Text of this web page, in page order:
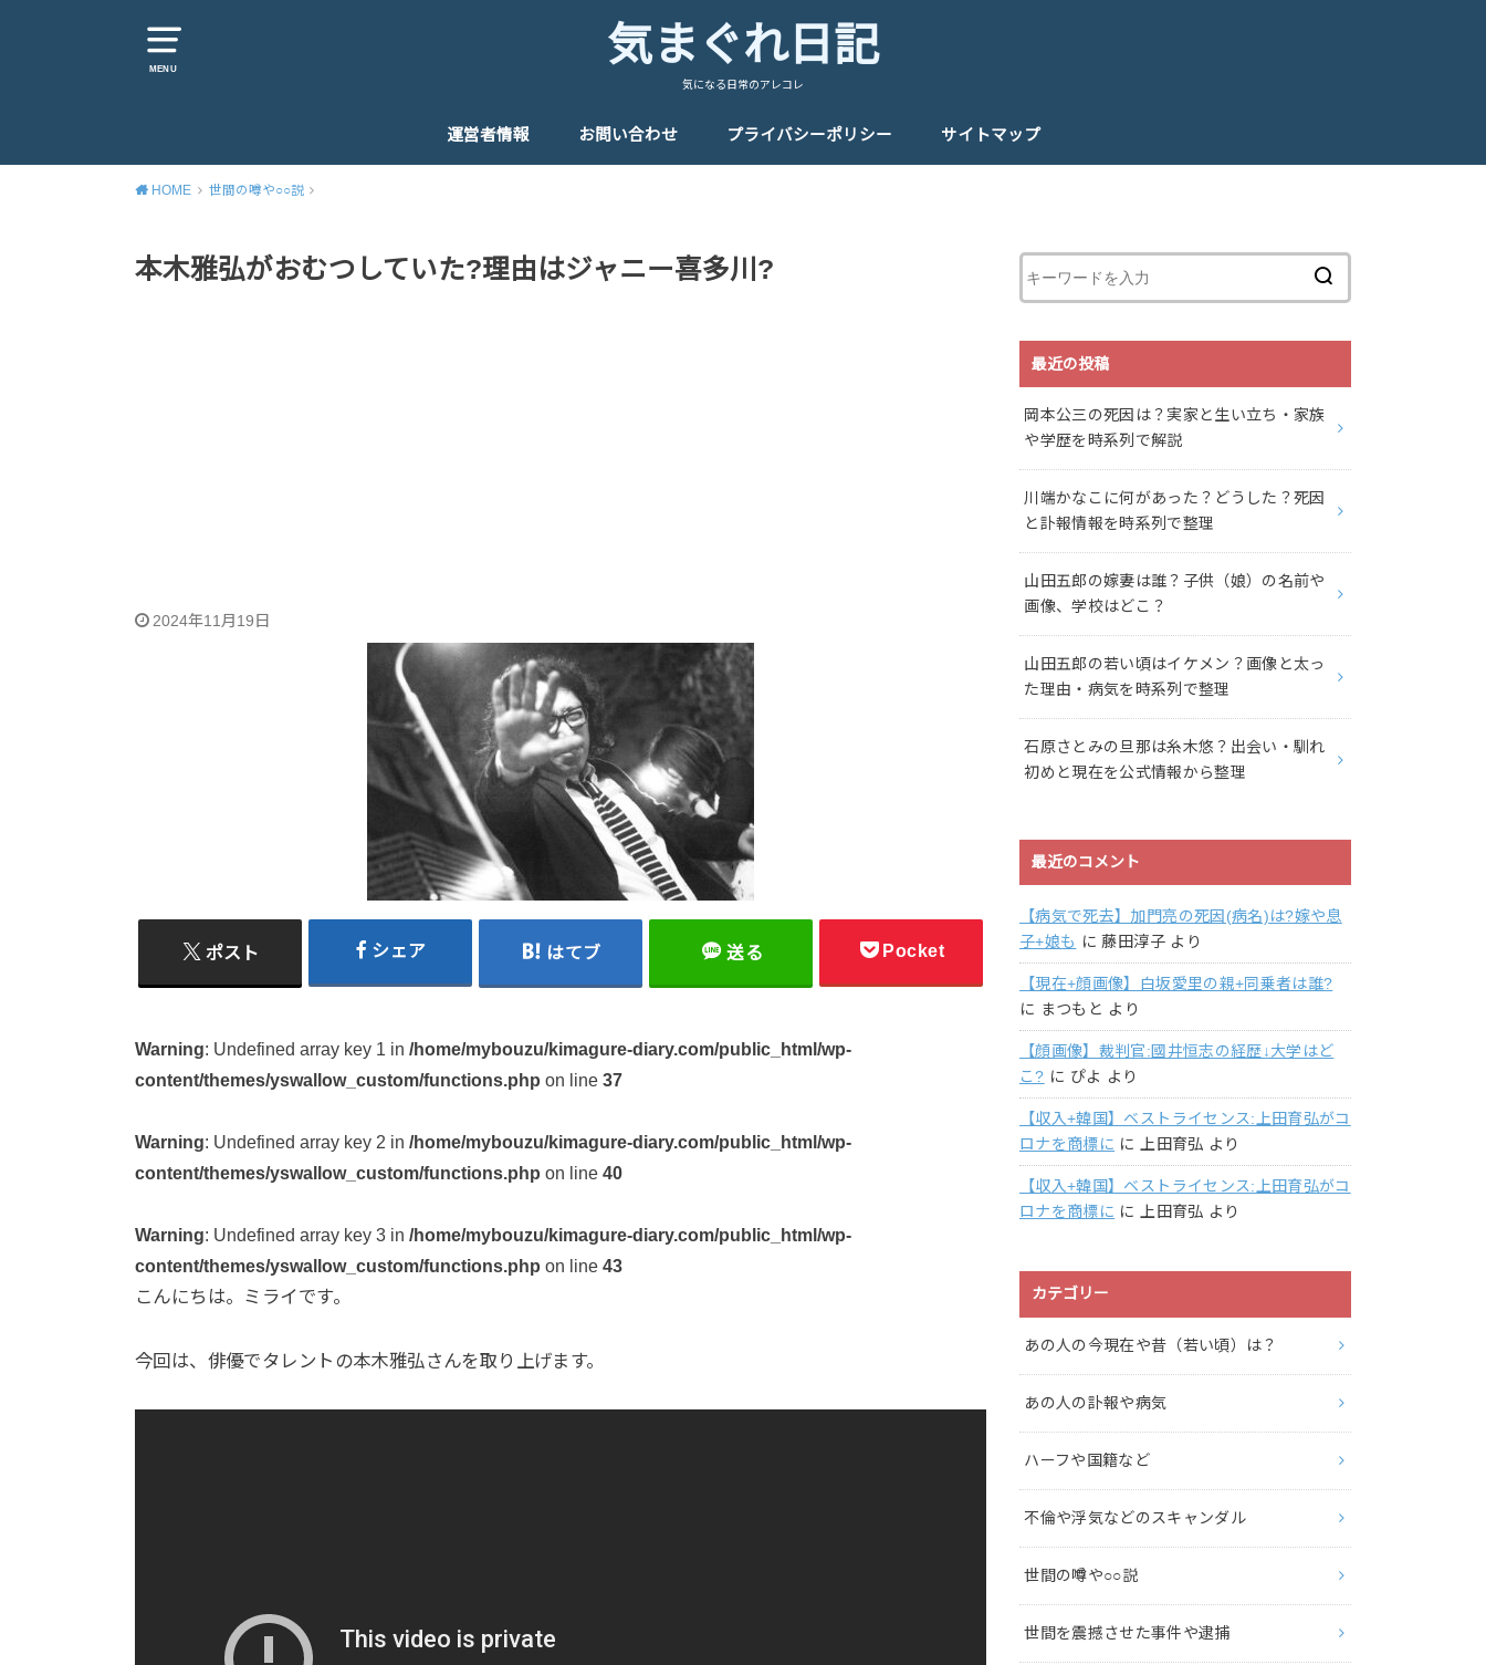
MENU 気まぐれ日記
気になる日常のアレコレ
運営者情報 お問い合わせ プライバシーポリシー サイトマップ
HOME 世間の噂や○○説
本木雅弘がおむつしていた?理由はジャニー喜多川?
2024年11月19日
ポスト シェア はてブ 送る Pocket
Warning: Undefined array key 1 in /home/mybouzu/kimagure-diary.com/public_html/wp-
content/themes/yswallow_custom/functions.php on line 37
Warning: Undefined array key 2 in /home/mybouzu/kimagure-diary.com/public_html/wp-
content/themes/yswallow_custom/functions.php on line 40
Warning: Undefined array key 3 in /home/mybouzu/kimagure-diary.com/public_html/wp-
content/themes/yswallow_custom/functions.php on line 43
こんにちは。ミライです。
今回は、俳優でタレントの本木雅弘さんを取り上げます。
最近の投稿
岡本公三の死因は？実家と生い立ち・家族
や学歴を時系列で解説
川端かなこに何があった？どうした？死因
と訃報情報を時系列で整理
山田五郎の嫁妻は誰？子供（娘）の名前や
画像、学校はどこ？
山田五郎の若い頃はイケメン？画像と太っ
た理由・病気を時系列で整理
石原さとみの旦那は糸木悠？出会い・馴れ
初めと現在を公式情報から整理
最近のコメント
【病気で死去】加門亮の死因(病名)は?嫁や息
子+娘も に藤田淳子より
【現在+顔画像】白坂愛里の親+同乗者は誰?
に まつもと より
【顔画像】裁判官:國井恒志の経歴↓大学はど
こ? に ぴよ より
【収入+韓国】ベストライセンス:上田育弘がコ
ロナを商標に に上田育弘 より
【収入+韓国】ベストライセンス:上田育弘がコ
ロナを商標に に上田育弘 より
カテゴリー
あの人の今現在や昔（若い頃）は？
あの人の訃報や病気
ハーフや国籍など
不倫や浮気などのスキャンダル
世間の噂や○○説
世間を震撼させた事件や逮捕